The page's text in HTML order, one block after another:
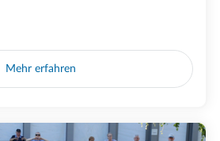
Mehr erfahren